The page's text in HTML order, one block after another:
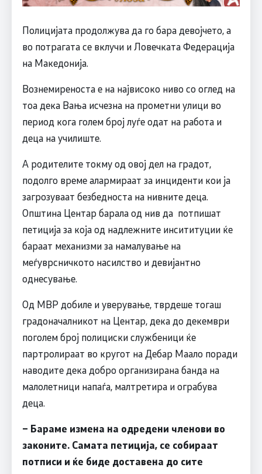
Полицијата продолжува да го бара девојчето, а
во потрагата се вклучи и Ловечката Федерација
на Македонија.
Вознемиреноста е на највисоко ниво со оглед на
тоа дека Вања исчезна на прометни улици во
период кога голем број луѓе одат на работа и
деца на училиште.
А родителите токму од овој дел на градот,
подолго време алармираат за инциденти кои ја
загрозуваат безбедноста на нивните деца.
Општина Центар барала од нив да потпишат
петиција за која од надлежните инсититуции ќе
бараат механизми за намалување на
меѓуврсничкото насилство и девијантно
однесување.
Од МВР добиле и уверување, тврдеше тогаш
градоначалникот на Центар, дека до декември
поголем број полициски службеници ќе
партролираат во кругот на Дебар Маало поради
наводите дека добро организирана банда на
малолетници напаѓа, малтретира и ограбува
деца.
– Бараме измена на одредени членови во
законите. Самата петиција, се собираат
потписи и ќе биде доставена до сите